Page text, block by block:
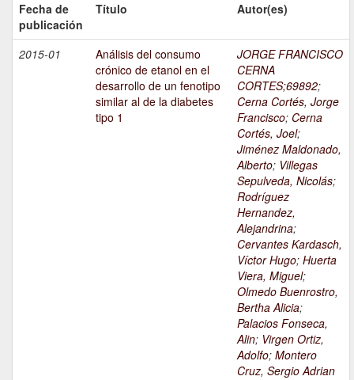
Fecha de
publicación
Título Autor(es)
2015-01
Análisis del consumo
crónico de etanol en el
desarrollo de un fenotipo
similar al de la diabetes
tipo 1
JORGE FRANCISCO
CERNA
CORTES;69892;
Cerna Cortés, Jorge
Francisco; Cerna
Cortés, Joel;
Jiménez Maldonado,
Alberto; Villegas
Sepulveda, Nicolás;
Rodríguez
Hernandez,
Alejandrina;
Cervantes Kardasch,
Víctor Hugo; Huerta
Viera, Miguel;
Olmedo Buenrostro,
Bertha Alicia;
Palacios Fonseca,
Alin; Virgen Ortiz,
Adolfo; Montero
Cruz, Sergio Adrian